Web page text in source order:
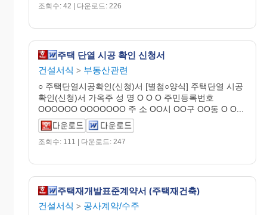
조회수: 42 | 다운로드: 226
주택 단열 시공 확인 신청서
건설서식 > 부동산관련
○ 주택단열시공확인(신청)서 [별첨○양식] 주택단열 시공
확인(신청)서 가옥주 성 명 O O O 주민등록번호
OOOOOO OOOOOOO 주 소 OO시 OO구 OO동 O O...
조회수: 111 | 다운로드: 247
주택재개발표준계약서 (주택재건축)
건설서식 > 공사계약/수주